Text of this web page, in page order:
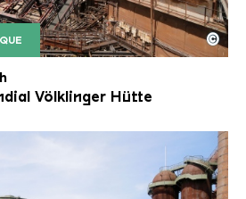
de la Völklinger Hütte
Völklinger Hütte | Karl
©
Völklinger Hütte